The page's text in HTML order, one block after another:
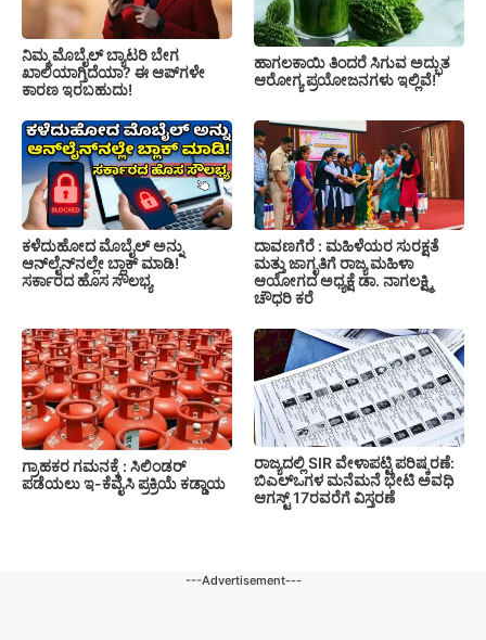
ನಿಮ್ಮ ಮೊಬೈಲ್ ಬ್ಯಾಟರಿ ಬೇಗ
ಖಾಲಿಯಾಗ್ತಿದೆಯಾ? ಈ ಆಪ್‌ಗಳೇ
ಕಾರಣ ಇರಬಹುದು!
ಹಾಗಲಕಾಯಿ ತಿಂದರೆ ಸಿಗುವ ಅದ್ಭುತ
ಆರೋಗ್ಯ ಪ್ರಯೋಜನಗಳು ಇಲ್ಲಿವೆ!
ಕಳೆದುಹೋದ ಮೊಬೈಲ್ ಅನ್ನು
ಆನ್‌ಲೈನ್‌ನಲ್ಲೇ ಬ್ಲಾಕ್ ಮಾಡಿ!
ಸರ್ಕಾರದ ಹೊಸ ಸೌಲಭ್ಯ
ದಾವಣಗೆರೆ : ಮಹಿಳೆಯರ ಸುರಕ್ಷತೆ
ಮತ್ತು ಜಾಗೃತಿಗೆ ರಾಜ್ಯ ಮಹಿಳಾ
ಆಯೋಗದ ಅಧ್ಯಕ್ಷೆ ಡಾ. ನಾಗಲಕ್ಷ್ಮಿ
ಚೌಧರಿ ಕರೆ
ಗ್ರಾಹಕರ ಗಮನಕ್ಕೆ : ಸಿಲಿಂಡರ್
ಪಡೆಯಲು ಇ-ಕೆವೈಸಿ ಪ್ರಕ್ರಿಯೆ ಕಡ್ಡಾಯ
ರಾಜ್ಯದಲ್ಲಿ SIR ವೇಳಾಪಟ್ಟಿ ಪರಿಷ್ಕರಣೆ:
ಬಿಎಲ್‌ಒಗಳ ಮನೆಮನೆ ಭೇಟಿ ಅವಧಿ
ಆಗಸ್ಟ್ 17ರವರೆಗೆ ವಿಸ್ತರಣೆ
---Advertisement---